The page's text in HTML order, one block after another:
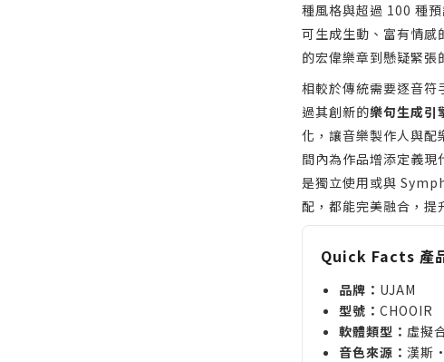
種風格與超過 100 種
可生成生動、富有情感
的宏偉樂章到懸疑緊張
相較於傳統需要逐音符
過其創新的樂句生成引
化，讓音樂製作人與配
間內為作品增添定義現
是獨立使用或與
配，都能完美融合，提
Quick Facts 產
品牌： UJAM
型號： CHOOIR
軟體類型： 虛擬
音色來源： 漢斯